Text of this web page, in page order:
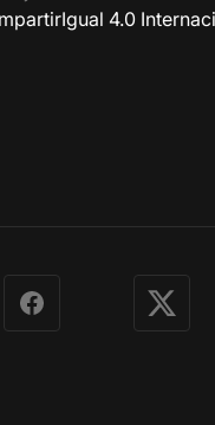
4.0
Facebook X